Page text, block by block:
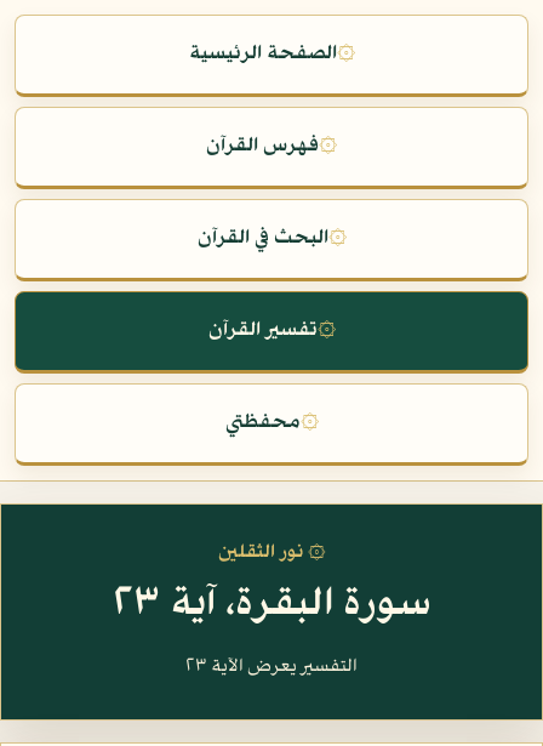
۞الصفحة الرئيسية
۞فهرس القرآن
۞البحث في القرآن
۞تفسير القرآن
۞محفظتي
۞ نور الثقلين
سورة البقرة، آية ٢٣
التفسير يعرض الآية ٢٣